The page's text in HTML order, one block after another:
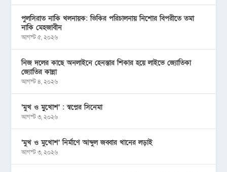
পুলসিরাত নাকি খলনায়ক: ভিকির পরিচালনায় নিশোর বিপরীতে তমা
নাকি মেহজাবীন
আগস্ট ৫, ২০২৬
নিজ দলের কাছে অনলাইনে হেনস্তার শিকার হয়ে লাইভে জ্যোতিকা
জ্যোতির কান্না
আগস্ট ৪, ২০২৬
‘মুখ ও মু্খোশ’ : স্বপ্নের সিনেমা
আগস্ট ৩, ২০২৬
‘মুখ ও মুখোশ’ নির্মাণে আব্দুল জব্বার খানের লড়াই
আগস্ট ৩, ২০২৬